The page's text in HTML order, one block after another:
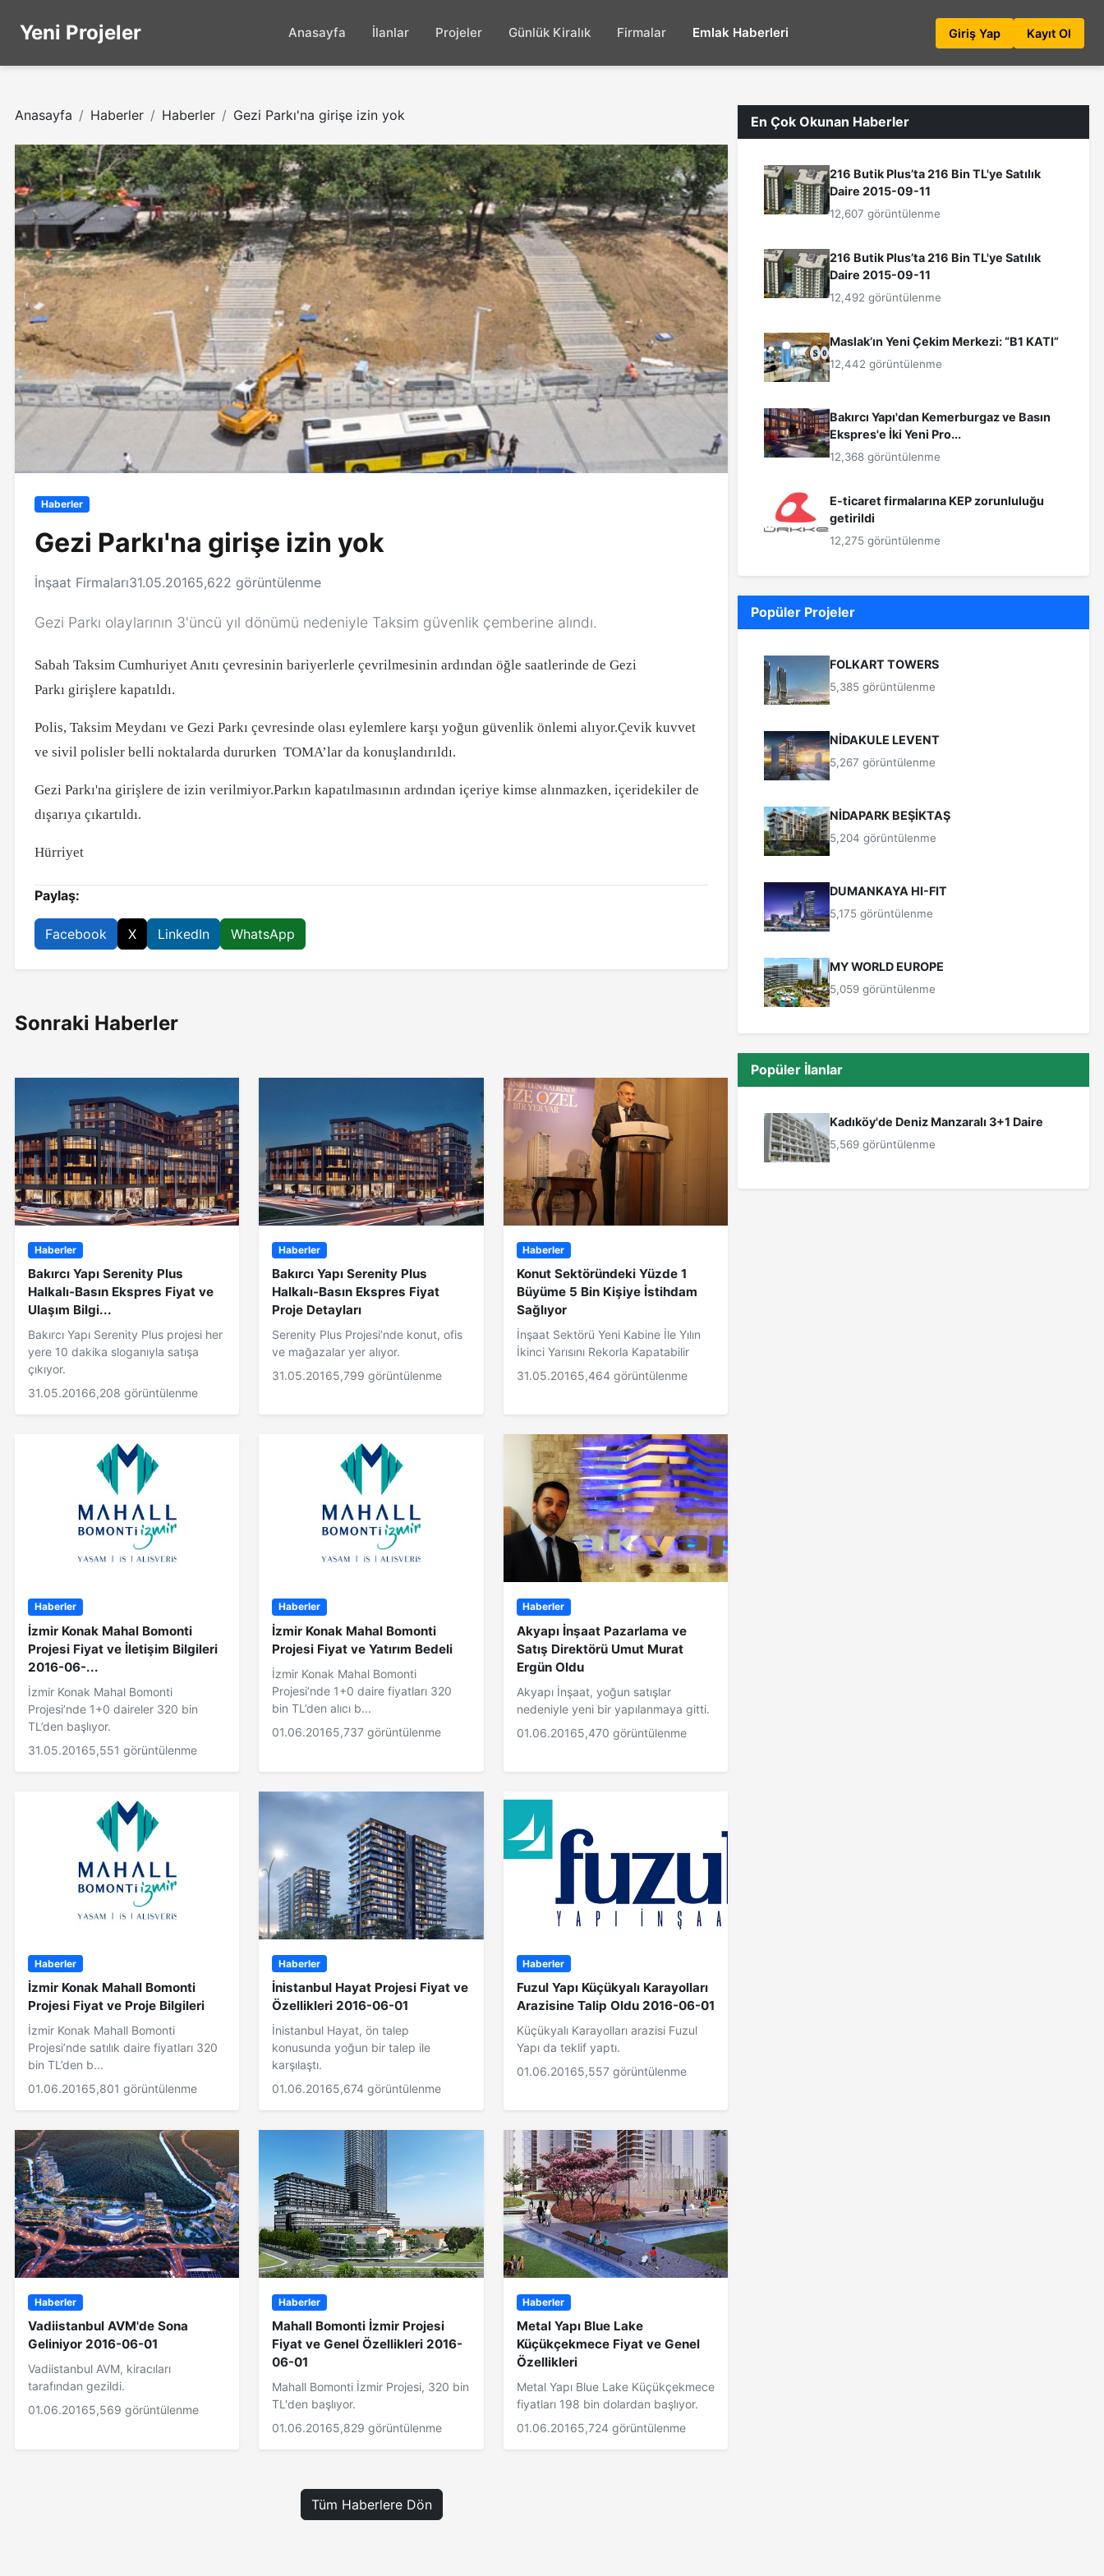
Yeni Projeler Anasayfa İlanlar Projeler Günlük Kiralık Firmalar Emlak Haberleri Giriş Yap Kayıt Ol
Anasayfa Haberler Haberler Gezi Parkı'na girişe izin yok
Haberler
Gezi Parkı'na girişe izin yok
İnşaat Firmaları31.05.20165,622 görüntülenme
Gezi Parkı olaylarının 3'üncü yıl dönümü nedeniyle Taksim güvenlik çemberine alındı.
Sabah Taksim Cumhuriyet Anıtı çevresinin bariyerlerle çevrilmesinin ardından öğle saatlerinde de Gezi
Parkı girişlere kapatıldı.
Polis, Taksim Meydanı ve Gezi Parkı çevresinde olası eylemlere karşı yoğun güvenlik önlemi alıyor.Çevik kuvvet
ve sivil polisler belli noktalarda dururken TOMA’lar da konuşlandırıldı.
Gezi Parkı'na girişlere de izin verilmiyor.Parkın kapatılmasının ardından içeriye kimse alınmazken, içeridekiler de
dışarıya çıkartıldı.
Hürriyet
Paylaş:
Facebook X LinkedIn WhatsApp
Sonraki Haberler
Haberler
Bakırcı Yapı Serenity Plus
Halkalı-Basın Ekspres Fiyat ve
Ulaşım Bilgi...
Bakırcı Yapı Serenity Plus projesi her
yere 10 dakika sloganıyla satışa
çıkıyor.
31.05.20166,208 görüntülenme
Haberler
Bakırcı Yapı Serenity Plus
Halkalı-Basın Ekspres Fiyat
Proje Detayları
Serenity Plus Projesi’nde konut, ofis
ve mağazalar yer alıyor.
31.05.20165,799 görüntülenme
Haberler
Konut Sektöründeki Yüzde 1
Büyüme 5 Bin Kişiye İstihdam
Sağlıyor
İnşaat Sektörü Yeni Kabine İle Yılın
İkinci Yarısını Rekorla Kapatabilir
31.05.20165,464 görüntülenme
Haberler
İzmir Konak Mahal Bomonti
Projesi Fiyat ve İletişim Bilgileri
2016-06-...
İzmir Konak Mahal Bomonti
Projesi’nde 1+0 daireler 320 bin
TL’den başlıyor.
31.05.20165,551 görüntülenme
Haberler
İzmir Konak Mahal Bomonti
Projesi Fiyat ve Yatırım Bedeli
İzmir Konak Mahal Bomonti
Projesi’nde 1+0 daire fiyatları 320
bin TL’den alıcı b...
01.06.20165,737 görüntülenme
Haberler
Akyapı İnşaat Pazarlama ve
Satış Direktörü Umut Murat
Ergün Oldu
Akyapı İnşaat, yoğun satışlar
nedeniyle yeni bir yapılanmaya gitti.
01.06.20165,470 görüntülenme
Haberler
İzmir Konak Mahall Bomonti
Projesi Fiyat ve Proje Bilgileri
İzmir Konak Mahall Bomonti
Projesi’nde satılık daire fiyatları 320
bin TL’den b...
01.06.20165,801 görüntülenme
Haberler
İnistanbul Hayat Projesi Fiyat ve
Özellikleri 2016-06-01
İnistanbul Hayat, ön talep
konusunda yoğun bir talep ile
karşılaştı.
01.06.20165,674 görüntülenme
Haberler
Fuzul Yapı Küçükyalı Karayolları
Arazisine Talip Oldu 2016-06-01
Küçükyalı Karayolları arazisi Fuzul
Yapı da teklif yaptı.
01.06.20165,557 görüntülenme
Haberler
Vadiistanbul AVM'de Sona
Geliniyor 2016-06-01
Vadiistanbul AVM, kiracıları
tarafından gezildi.
01.06.20165,569 görüntülenme
Haberler
Mahall Bomonti İzmir Projesi
Fiyat ve Genel Özellikleri 2016-
06-01
Mahall Bomonti İzmir Projesi, 320 bin
TL'den başlıyor.
01.06.20165,829 görüntülenme
Haberler
Metal Yapı Blue Lake
Küçükçekmece Fiyat ve Genel
Özellikleri
Metal Yapı Blue Lake Küçükçekmece
fiyatları 198 bin dolardan başlıyor.
01.06.20165,724 görüntülenme
Tüm Haberlere Dön
En Çok Okunan Haberler
216 Butik Plus’ta 216 Bin TL'ye Satılık
Daire 2015-09-11
12,607 görüntülenme
216 Butik Plus’ta 216 Bin TL'ye Satılık
Daire 2015-09-11
12,492 görüntülenme
Maslak’ın Yeni Çekim Merkezi: “B1 KATI”
12,442 görüntülenme
Bakırcı Yapı'dan Kemerburgaz ve Basın
Ekspres'e İki Yeni Pro...
12,368 görüntülenme
E-ticaret firmalarına KEP zorunluluğu
getirildi
12,275 görüntülenme
Popüler Projeler
FOLKART TOWERS
5,385 görüntülenme
NİDAKULE LEVENT
5,267 görüntülenme
NİDAPARK BEŞİKTAŞ
5,204 görüntülenme
DUMANKAYA HI-FIT
5,175 görüntülenme
MY WORLD EUROPE
5,059 görüntülenme
Popüler İlanlar
Kadıköy'de Deniz Manzaralı 3+1 Daire
5,569 görüntülenme